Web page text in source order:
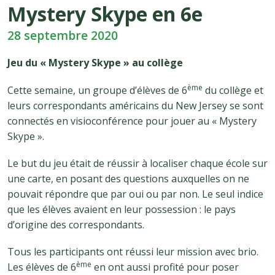
Mystery Skype en 6e
28 septembre 2020
Jeu du « Mystery Skype » au collège
Cette semaine, un groupe d’élèves de 6ème du collège et
leurs correspondants américains du New Jersey se sont
connectés en visioconférence pour jouer au « Mystery
Skype ».
Le but du jeu était de réussir à localiser chaque école sur
une carte, en posant des questions auxquelles on ne
pouvait répondre que par oui ou par non. Le seul indice
que les élèves avaient en leur possession : le pays
d’origine des correspondants.
Tous les participants ont réussi leur mission avec brio.
Les élèves de 6ème en ont aussi profité pour poser